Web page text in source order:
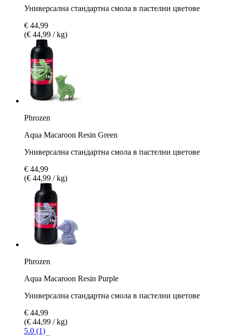
Универсална стандартна смола в пастелни цветове
€ 44,99
(€ 44,99 / kg)
Phrozen
Aqua Macaroon Resin Green
Универсална стандартна смола в пастелни цветове
€ 44,99
(€ 44,99 / kg)
Phrozen
Aqua Macaroon Resin Purple
Универсална стандартна смола в пастелни цветове
€ 44,99
(€ 44,99 / kg)
5.0 (1)